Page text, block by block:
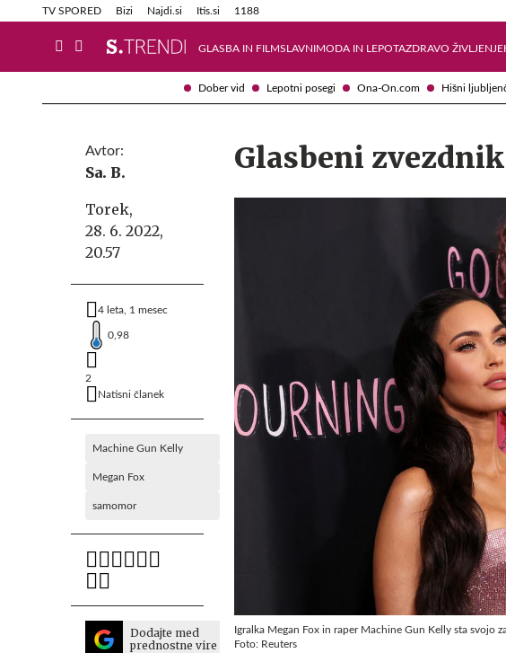
Dober vid Lepotni posegi Ona-On.com Hišni
TV SPORED Bizi Najdi.si Itis.si 1188
GLASBA IN FILMSLAVNIMODA IN LEPOTAZDRAVO ŽIVLJENJE
Info in obvestila Tehnik
Avtor:
Sa. B.
Torek,
28. 6. 2022,
20.57
4 leta, 1 mesec
0,98
2
Natisni članek
Machine Gun Kelly
Megan Fox
samomor
Dodajte med
prednostne vire
Glasbeni
Igralka Megan Fox in raper Machine Gun Kelly sta svojo
Foto: Reuters